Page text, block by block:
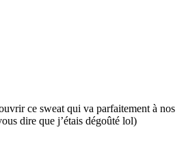
ce sweat qui va parfaitement à nos
dire que j’étais dégoûté lol)